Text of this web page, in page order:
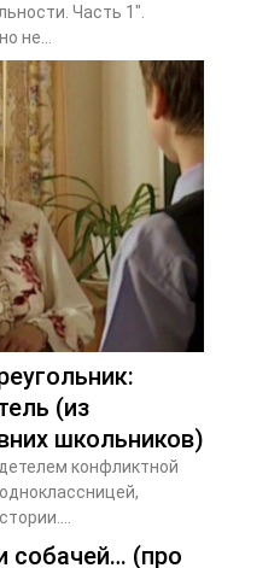
Часть 1".
не...
(из
школьников)
конфликтной
собачей… (про